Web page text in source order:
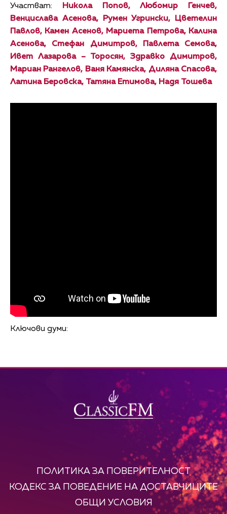
Участват:
Никола Попов, Любомир Генчев,
Венцислава Асенова, Румен Угрински, Цветелин
Павлов, Камен Асенов, Мариета Петрова, Калина
Асенова, Стефан Димитров, Павлета Семова,
Ивет Лазарова – Торосян, Здравко Димитров,
Мариан Рангелов, Ваня Камянска, Диляна Спасова,
Латина Беровска, Татяна Етимова, Надя Тошева
Ключови думи:
ПОЛИТИКА ЗА ПОВЕРИТЕЛНОСТ
КОДЕКС ЗА ПОВЕДЕНИЕ НА ДОСТАВЧИЦИТЕ
ОБЩИ УСЛОВИЯ